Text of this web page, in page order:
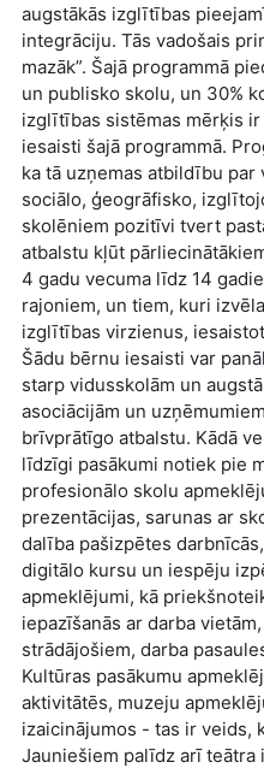
augstākās izglītības
integrāciju. Tās vadošais
mazāk”. Šajā programmā
un publisko skolu, un 30%
izglītības sistēmas mērķis
iesaisti šajā programmā.
ka tā uzņemas atbildību
sociālo, ģeogrāfisko,
skolēniem pozitīvi tvert
atbalstu kļūt
4 gadu vecuma līdz 14
rajoniem, un tiem, kuri
izglītības virzienus,
Šādu bērnu iesaisti var
starp vidusskolām un
asociācijām un
brīvprātīgo atbalstu. Kādā
līdzīgi pasākumi notiek pie
profesionālo skolu
prezentācijas, sarunas ar
dalība pašizpētes
digitālo kursu un iespēju
apmeklējumi, kā
iepazīšanās ar darba
strādājošiem, darba
Kultūras pasākumu
aktivitātēs, muzeju
izaicinājumos - tas ir veids,
Jauniešiem palīdz arī teātra